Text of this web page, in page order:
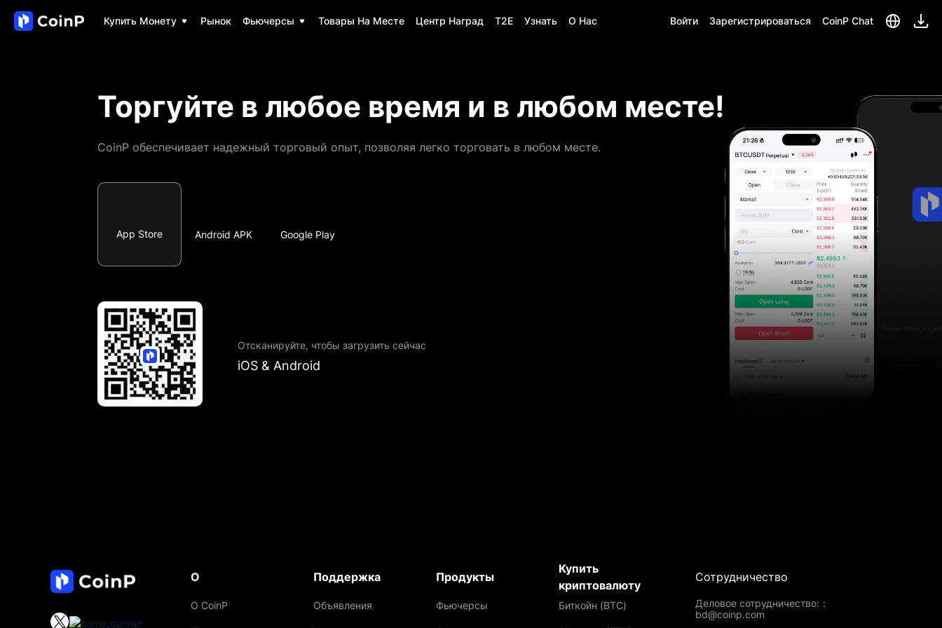
Купить Монету Рынок Фьючерсы Товары На Месте Центр Наград T2E Узнать О Нас Войти Зарегистрироваться CoinP Chat
Торгуйте в любое время и в любом месте!
CoinP обеспечивает надежный торговый опыт, позволяя легко торговать в любом месте.
App Store Android APK Google Play
Отсканируйте, чтобы загрузить сейчас
iOS & Android
О
О CoinP
Поддержка
Объявления
Продукты
Фьючерсы
Купить
криптовалюту
Биткойн (BTC)
Сотрудничество
Деловое сотрудничество:：
bd@coinp.com